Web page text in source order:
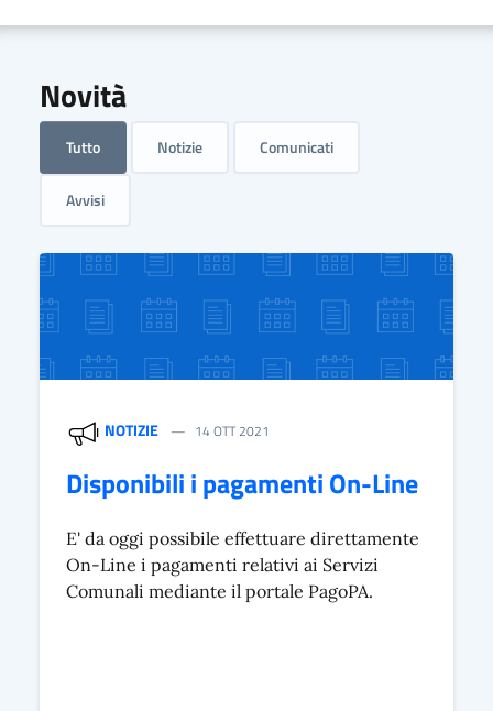
Novità
Tutto Notizie Comunicati
Avvisi
NOTIZIE 14 OTT 2021
Disponibili i pagamenti On-Line
E' da oggi possibile effettuare direttamente
On-Line i pagamenti relativi ai Servizi
Comunali mediante il portale PagoPA.